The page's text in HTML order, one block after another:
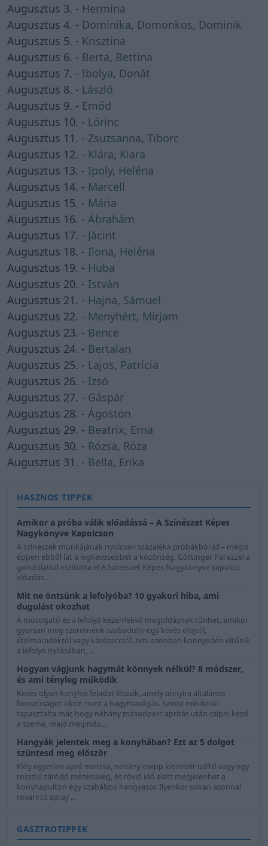
Augusztus 3. - Hermina
Augusztus 4. - Dominika, Domonkos, Dominik
Augusztus 5. - Krisztina
Augusztus 6. - Berta, Bettina
Augusztus 7. - Ibolya, Donát
Augusztus 8. - László
Augusztus 9. - Emőd
Augusztus 10. - Lőrinc
Augusztus 11. - Zsuzsanna, Tiborc
Augusztus 12. - Klára, Kiara
Augusztus 13. - Ipoly, Heléna
Augusztus 14. - Marcell
Augusztus 15. - Mária
Augusztus 16. - Ábrahám
Augusztus 17. - Jácint
Augusztus 18. - Ilona, Heléna
Augusztus 19. - Huba
Augusztus 20. - István
Augusztus 21. - Hajna, Sámuel
Augusztus 22. - Menyhért, Mirjam
Augusztus 23. - Bence
Augusztus 24. - Bertalan
Augusztus 25. - Lajos, Patrícia
Augusztus 26. - Izsó
Augusztus 27. - Gáspár
Augusztus 28. - Ágoston
Augusztus 29. - Beatrix, Erna
Augusztus 30. - Rózsa, Róza
Augusztus 31. - Bella, Erika
HASZNOS TIPPEK
Amikor a próba válik előadássá – A Színészet Képes
Nagykönyve Kapolcson
A színészek munkájának nyolcvan százaléka próbákból áll – mégis
éppen ebből lát a legkevesebbet a közönség. Göttinger Pál ezzel a
gondolattal indította el A Színészet Képes Nagykönyve kapolcsi
előadás...
Mit ne öntsünk a lefolyóba? 10 gyakori hiba, ami
dugulást okozhat
A mosogató és a lefolyó kézenfekvő megoldásnak tűnhet, amikor
gyorsan meg szeretnénk szabadulni egy kevés olajtól,
ételmaradéktól vagy kávézacctól. Ami azonban könnyedén eltűnik
a lefolyó nyílásában, ...
Hogyan vágjunk hagymát könnyek nélkül? 8 módszer,
és ami tényleg működik
Kevés olyan konyhai feladat létezik, amely annyira általános
bosszúságot okoz, mint a hagymavágás. Szinte mindenki
tapasztalta már, hogy néhány másodperc aprítás után csípni kezd
a szeme, majd megindu...
Hangyák jelentek meg a konyhában? Ezt az 5 dolgot
szüntesd meg először
Elég egyetlen apró morzsa, néhány csepp kiömlött üdítő vagy egy
rosszul záródó mézesüveg, és rövid idő alatt megjelenhet a
konyhapulton egy szabályos hangyasor. Ilyenkor sokan azonnal
rovarirtó spray ...
GASZTROTIPPEK